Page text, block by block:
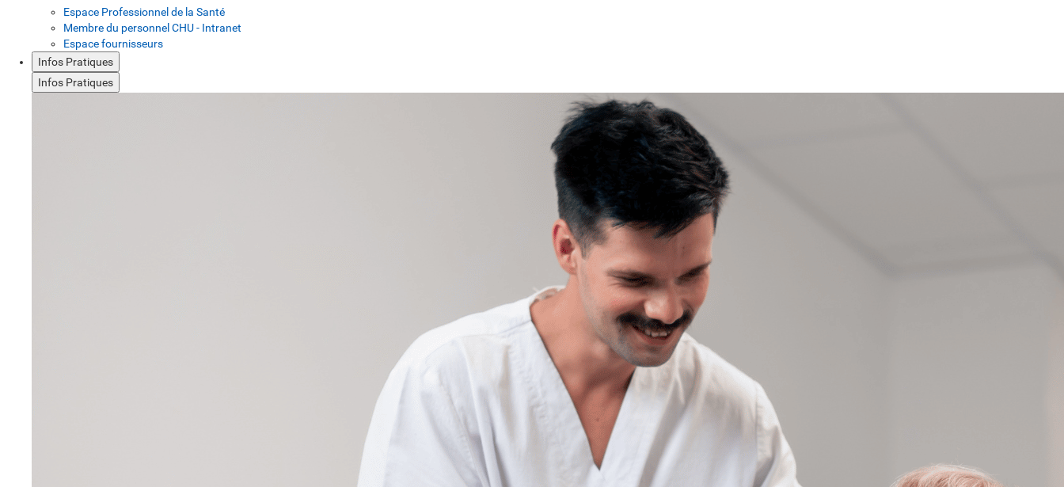
Espace Professionnel de la Santé
Membre du personnel CHU - Intranet
Espace fournisseurs
Infos Pratiques
Infos Pratiques